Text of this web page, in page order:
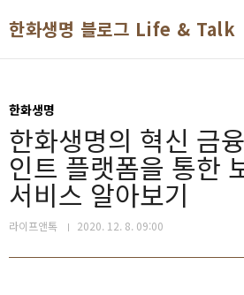
한화생명 블로그 Life & Talk
한화생명
한화생명의 혁신 금
인트 플랫폼을 통한
서비스 알아보기
라이프앤톡 2020. 12. 8. 09:00